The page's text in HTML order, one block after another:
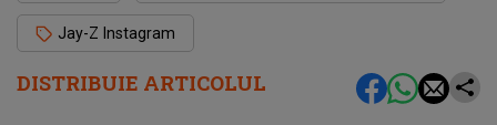
DISTRIBUIE ARTICOLUL
Jay-Z Instagram